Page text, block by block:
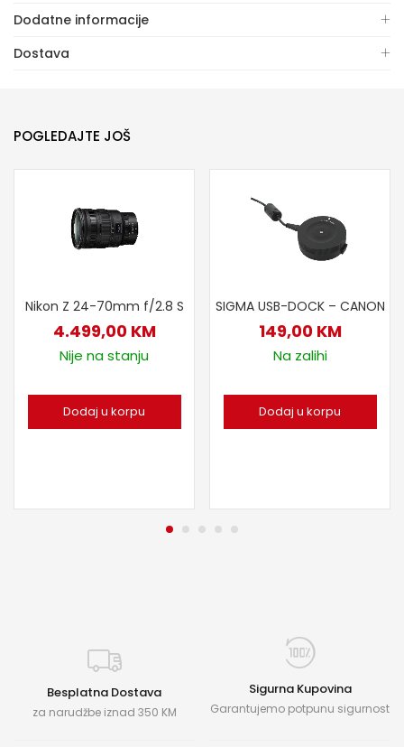
Dodatne informacije
Dostava
POGLEDAJTE JOŠ
Nikon Z 24-70mm f/2.8 S
4.499,00 KM
Nije na stanju
Dodaj u korpu
SIGMA USB-DOCK – CANON
149,00 KM
Na zalihi
Dodaj u korpu
Besplatna Dostava
za narudžbe iznad 350 KM
Sigurna Kupovina
Garantujemo potpunu sigurnost